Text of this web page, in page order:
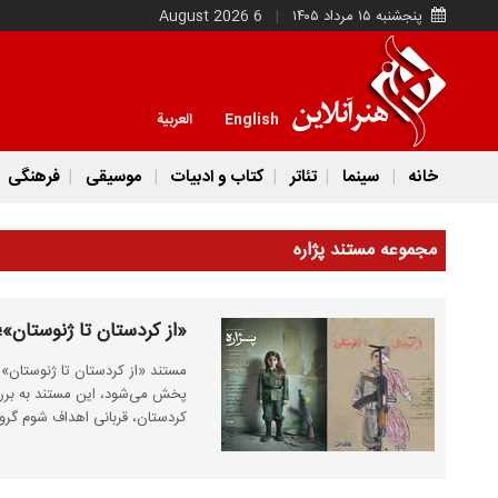
پنجشنبه ۱۵ مرداد ۱۴۰۵ 6 August 2026
English العربية
خانه سینما تئاتر کتاب و ادبیات موسیقی فرهنگی
مجموعه مستند پژاره
«از کردستان تا
پخش می‌شود، این مستند به
کردستان، قربانی اهداف شوم